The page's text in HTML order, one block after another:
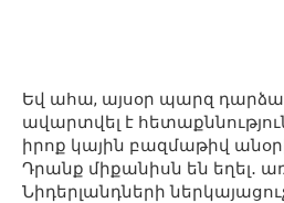
Եվ ահա, այսօր պարզ
ավարտվել է
իրոք կային բազմաթիվ
Դրանք միքանիսն են եղել․
Նիդերլանդների